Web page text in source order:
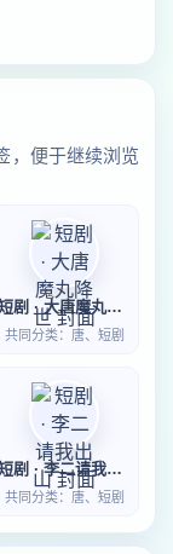
，便于继续浏览
短剧 · 大唐魔丸降世
共同分类：唐、短剧
短剧 · 李二请我出山
共同分类：唐、短剧